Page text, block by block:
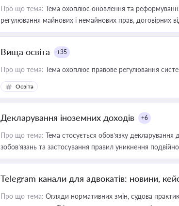
Про що тема: Тема охоплює оновлення та
регулювання майнових і немайнових прав, договірних
Вища освіта +35
Про що тема: Тема охоплює правове регулювання
Освіта
Декларування іноземних доходів +6
Про що тема: Тема стосується обов’язку
зобов’язань та застосування правил уникнення
Telegram канали для адвокатів: новини,
Про що тема: Огляди нормативних змін, судова